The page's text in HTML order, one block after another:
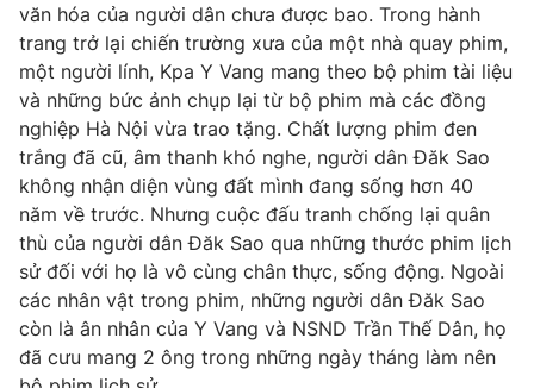
văn hóa của người dân chưa được bao. Trong hành
trang trở lại chiến trường xưa của một nhà quay phim,
một người lính, Kpa Y Vang mang theo bộ phim tài liệu
và những bức ảnh chụp lại từ bộ phim mà các đồng
nghiệp Hà Nội vừa trao tặng. Chất lượng phim đen
trắng đã cũ, âm thanh khó nghe, người dân Đăk Sao
không nhận diện vùng đất mình đang sống hơn 40
năm về trước. Nhưng cuộc đấu tranh chống lại quân
thù của người dân Đăk Sao qua những thước phim lịch
sử đối với họ là vô cùng chân thực, sống động. Ngoài
các nhân vật trong phim, những người dân Đăk Sao
còn là ân nhân của Y Vang và NSND Trần Thế Dân, họ
đã cưu mang 2 ông trong những ngày tháng làm nên